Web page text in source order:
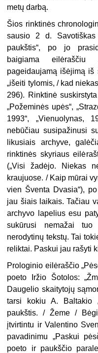
metų darbą.
Šios rinktinės
sausio 2 d. Savotiš
paukštis“, po jo
baigiama
pageidaujamą išėjimą iš
„išeiti tylomis, / kad
296). Rinktinė
„Požeminės upės“,
1993“, „Vienuolynas,
nebūčiau susipažinusi
likusiais archyve,
rinktinės skyriaus eilė
(„Visi žadėjo. Niekas
kraujuose. / Kaip mūrai
vien Šventa Dvasia“),
jau šiais laikais. Tačiau
archyvo lapelius esu
sukūrusi nemažai tuo
nerodytinų tekstų. Tai
reliktai. Paskui jau rašyti
Prologinio eilėraščio
poeto
Iržio Šotolos:
Daugelio skaitytojų
tarsi kokiu A. Baltakio
paukštis. / Žeme /
įtvirtintu ir Valentino
pavadinimu „Paskui
poeto ir paukščio